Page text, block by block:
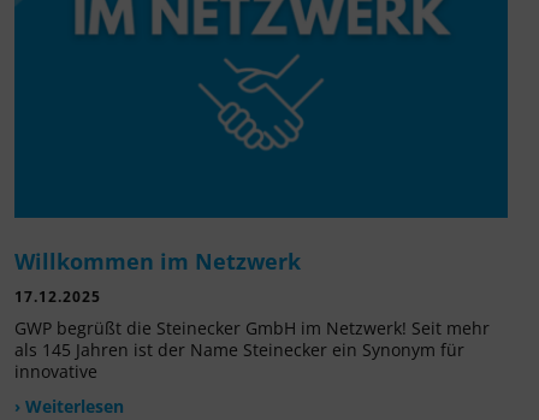
Willkommen im Netzwerk
17.12.2025
GWP begrüßt die Steinecker GmbH im Netzwerk! Seit mehr
als 145 Jahren ist der Name Steinecker ein Synonym für
innovative
› Weiterlesen